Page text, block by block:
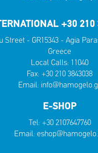
+30 210
Street - GR15343 - Agia
Greece
Local Calls: 11040
Fax: +30 210 3843038
Email:
E-SHOP
Tel: +30 2107647760
Email: